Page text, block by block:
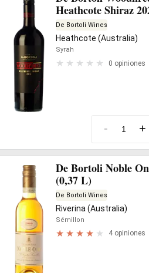
Heathcote Shiraz
De Bortoli Wines
Heathcote (Australia)
Syrah
0 opiniones
- +
De Bortoli Noble
(0,37 L)
De Bortoli Wines
Riverina (Australia)
Sémillon
4 opiniones